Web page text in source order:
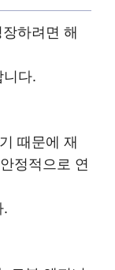
하려면 해
니다.
때문에 재
정적으로 연
.